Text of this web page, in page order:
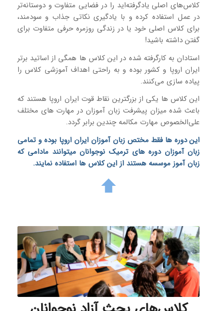
کلاس‌های اصلی یادگرفته‌اید را در فضایی متفاوت و دوستانه‌تر
در عمل استفاده کرده و با یادگیری نکاتی جذاب و سودمند،
برای کلاس‌ اصلی خود یا در زندگی روزمره حرفی متفاوت برای
گفتن داشته باشید!
استادان به کارگرفته شده در این کلاس ها همگی از اساتید برتر
ایران اروپا و کشور بوده و به راحتی اهداف آموزشی کلاس را
پیاده سازی می‌کنند.
این کلاس ها یکی از بزرگترین نقاط قوت ایران اروپا هستند که
باعث شده میزان پیشرفت زبان آموزان در مهارت های مختلف
علی‌الخصوص مهارت مکالمه چندین برابر گردد.
این دوره ها فقط مختص زبان آموزان ایران اروپا بوده و تمامی
زبان آموزاندوره های ترمیک نوجوانان میتوانند مادامی که
زبان آموز موسسه هستند از این کلاس ها استفاده نمایند.